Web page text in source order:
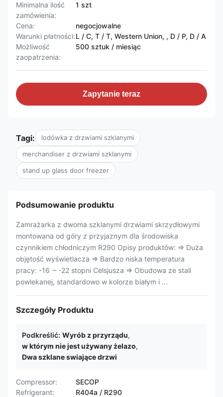
Minimalna ilość
zamówienia:
1 szt
Cena:
negocjowalne
Warunki płatności:L / C, T / T, Western Union, , D / P, D / A
Możliwość
zaopatrzenia:
500 sztuk / miesiąc
Zapytanie teraz
Tagi: lodówka z drzwiami szklanymi
merchandiser z drzwiami szklanymi
stand up glass door freezer
Podsumowanie produktu
Zamrażarka z dwoma szklanymi drzwiami skrzydłowymi
montowana od góry z przyjaznym dla środowiska
czynnikiem chłodniczym R290 Opisy produktów: ⇒ Duża
objętość wyświetlacza ⇒ Bardzo niska temperatura
pracy: -16 ~ -22 stopni Celsjusza ⇒ Obudowa ze stali
powlekanej, standardowo w kolorze białym i ...
Szczegóły Produktu
Podkreślić: Wyrób z przyrządu,
w którym nie jest używany żelazo,
Dwa szklane swiające drzwi
Compressor:
SECOP
Refrigerant:
R404a / R290